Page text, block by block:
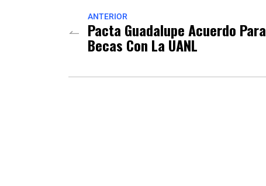
ANTERIOR
Pacta Guadalupe Acuerdo Para
Becas Con La UANL